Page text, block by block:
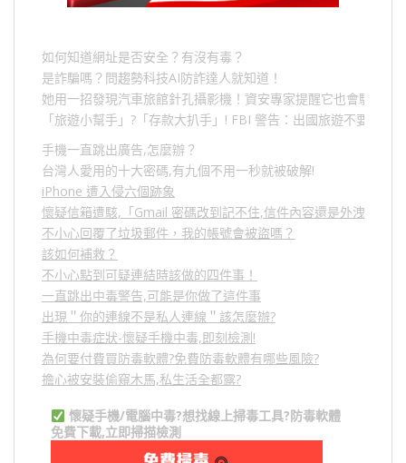
如何知道網址是否安全？有沒有毒？
是詐騙嗎？問趨勢科技AI防詐達人就知道！
她用一招發現汽車旅館針孔攝影機！資安專家提醒它也會駭人成
「旅遊小幫手」 ? 「存款大扒手」 ! FBI 警告：出國旅遊不要做的
手機一直跳出廣告,怎麼辦？
台灣人愛用的十大密碼,有九個不用一秒就被破解!
iPhone 遭入侵六個跡象
懷疑信箱遭駭,「Gmail 密碼改到記不住,信件內容還是外洩？」,
不小心回覆了垃圾郵件，我的帳號會被盜嗎？
該如何補救？
不小心點到可疑連結時該做的四件事！
一直跳出中毒警告,可能是你做了這件事
出現＂你的連線不是私人連線＂該怎麼辦?
手機中毒症狀-懷疑手機中毒,即刻檢測!
為何要付費買防毒軟體?免費防毒軟體有哪些風險?
擔心被安裝偷窺木馬,私生活全都露?
懷疑手機/電腦中毒?想找線上掃毒工具?防毒軟體
免費下載,立即掃描檢測